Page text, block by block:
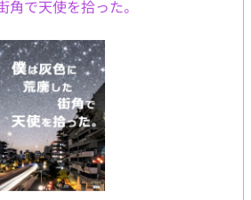
けようとしたのにも関わらずその生ま
の助けた生徒にまで怖れられ逃げられ
き中等部から高等部に進学すると黒かっ
服もネクタイを絞めなくなり、腰パンと
なり、こうなったら本当にグレてやろう
…… そんな高校進学の初日、同じクラス
)とは正反対の見たことのないそれはま
ドールような少女と間違えてしまいそう
桜木優那(さくらぎゆな) 実はその少年は
迎えた新しい弟だったのだ! さらに家に帰
の自称弟がそこにいて……! さらにさらに
で天使を拾った。